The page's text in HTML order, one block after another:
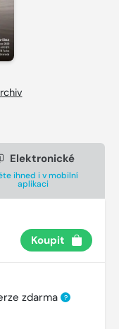
Elektronické
ihned i v mobilní
aplikaci
Koupit
zdarma ?